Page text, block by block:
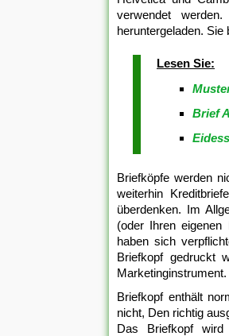
verwendet
heruntergeladen.
Lesen Sie:
Brief
Briefköpfe werden
weiterhin
überdenken. Im
(oder Ihren
haben sich
Briefkopf gedruckt
Marketinginstrument.
Briefkopf enthält
nicht, Den richtig
Das Briefkopf wird